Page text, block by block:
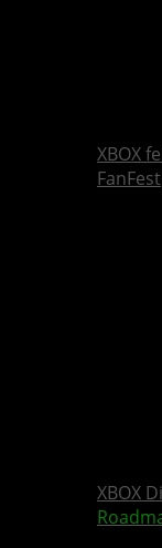
XBOX
FanFest
XBOX